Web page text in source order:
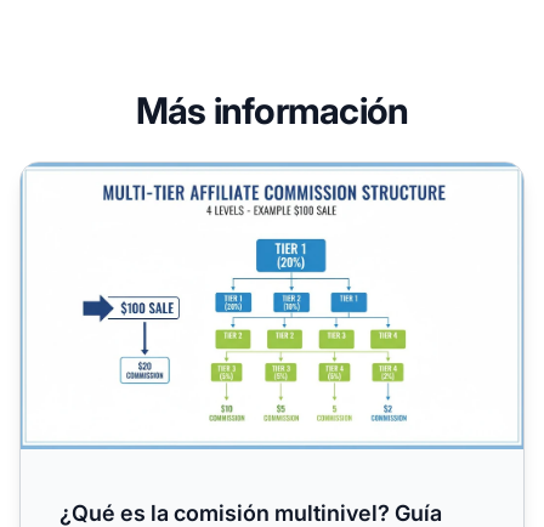
Más información
¿Qué es la comisión multinivel? Guía completa sobre los
¿Qué es la comisión multinivel? Guía